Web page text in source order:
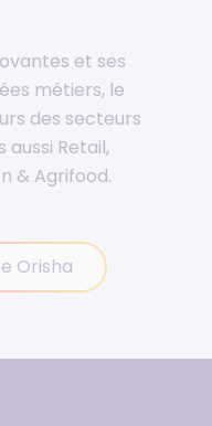
et ses
métiers, le
des secteurs
Retail,
& Agrifood.
Orisha